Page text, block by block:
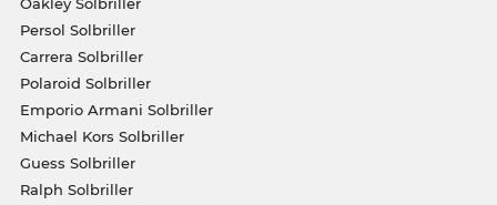
Oakley Solbriller
Persol Solbriller
Carrera Solbriller
Polaroid Solbriller
Emporio Armani Solbriller
Michael Kors Solbriller
Guess Solbriller
Ralph Solbriller